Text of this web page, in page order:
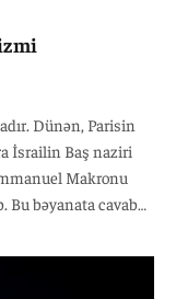
Dünən, Parisin
İsrailin Baş naziri
Makronu
Bu bəyanata cavab